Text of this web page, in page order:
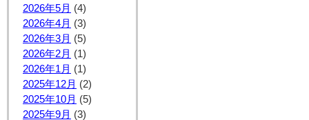
2026年5月 (4)
2026年4月 (3)
2026年3月 (5)
2026年2月 (1)
2026年1月 (1)
2025年12月 (2)
2025年10月 (5)
2025年9月 (3)